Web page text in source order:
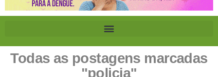
Todas as postagens marcadas
"policia"